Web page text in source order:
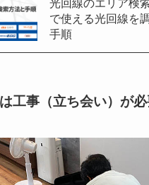
光回線のエリア検
で使える光回線を
手順
工事（立ち会い）が